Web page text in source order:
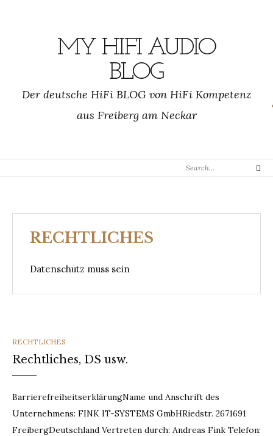
MY HIFI AUDIO
BLOG
Der deutsche HiFi BLOG von HiFi Kompetenz
aus Freiberg am Neckar
Search
Search
RECHTLICHES
Datenschutz muss sein
CATEGORIES
RECHTLICHES
Rechtliches, DS usw.
BarrierefreiheitserklärungName und Anschrift des
Unternehmens: FINK IT-SYSTEMS GmbHRiedstr. 2671691
FreibergDeutschland Vertreten durch: Andreas Fink Telefon: